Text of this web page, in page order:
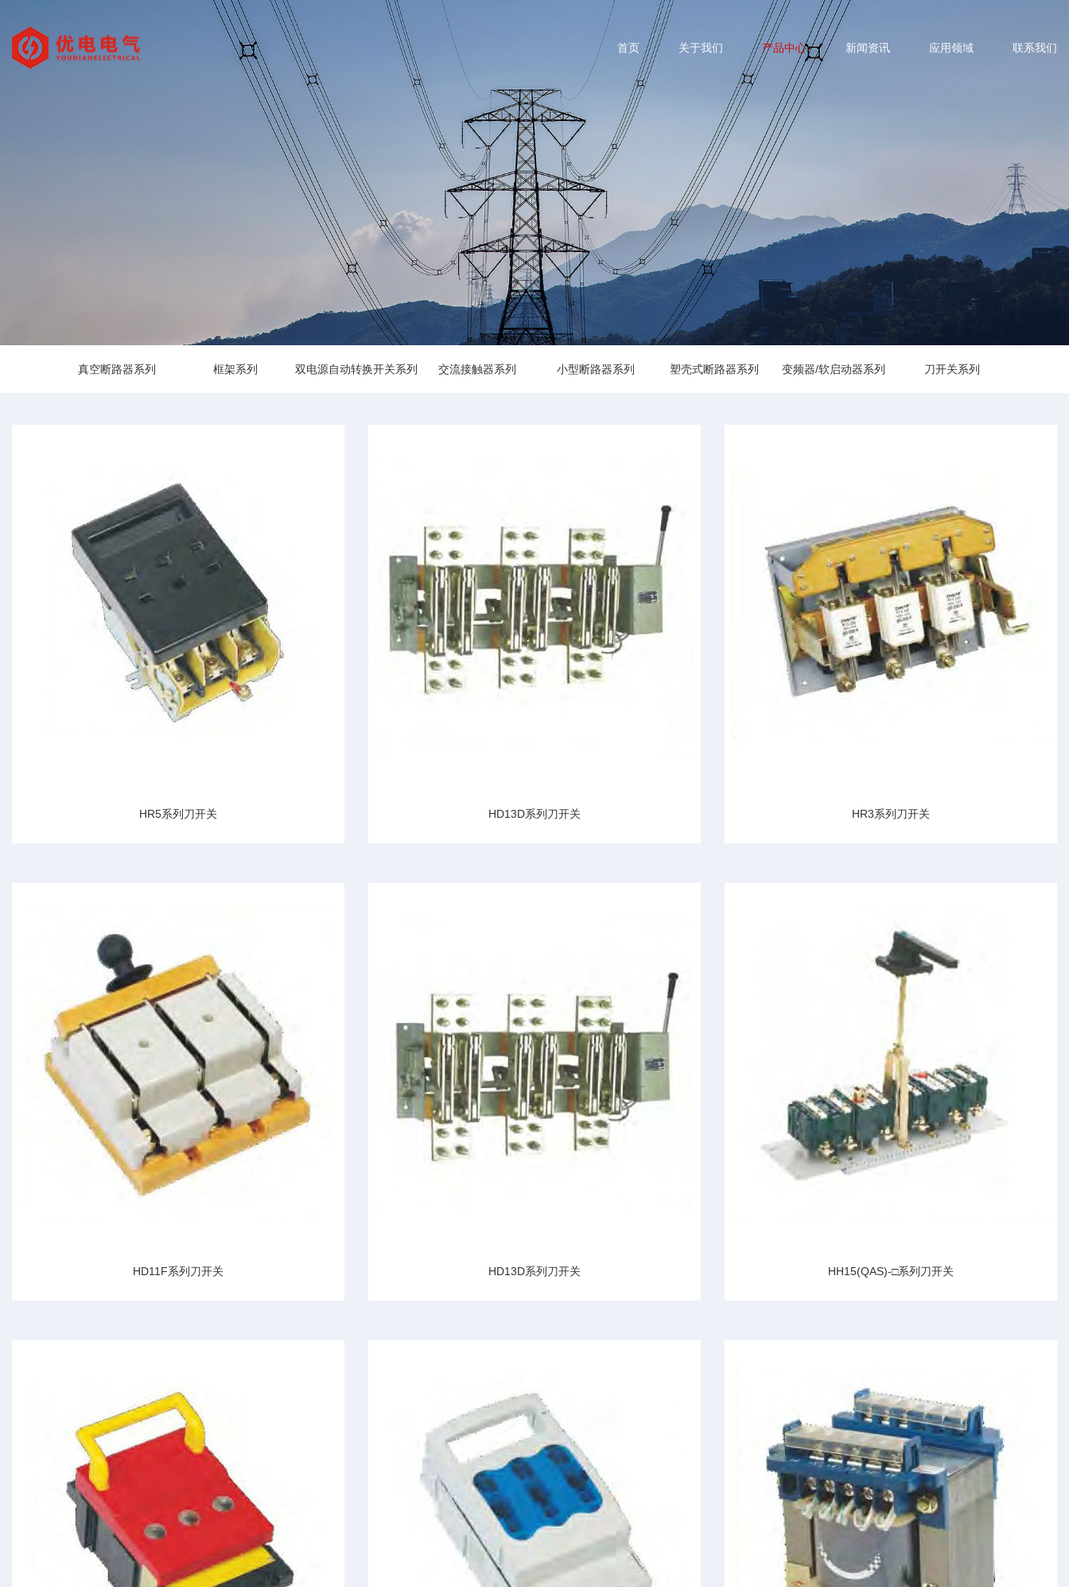
首页 关于我们 产品中心 新闻资讯 应用领域 联系我们
真空断路器系列 框架系列 双电源自动转换开关系列 交流接触器系列 小型断路器系列 塑壳式断路器系列 变频器/软启动器系列 刀开关系列
HR5系列刀开关 HD13D系列刀开关 HR3系列刀开关
HD11F系列刀开关 HD13D系列刀开关 HH15(QAS)-□系列刀开关